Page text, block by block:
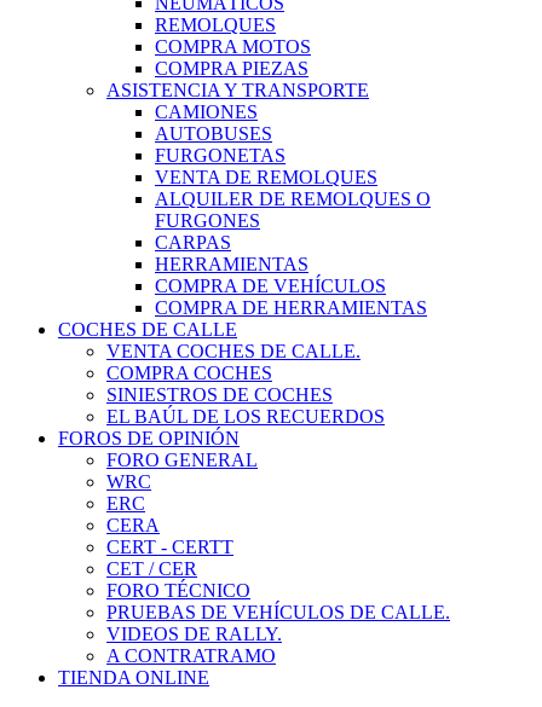
REMOLQUES
COMPRA MOTOS
COMPRA PIEZAS
ASISTENCIA Y TRANSPORTE
CAMIONES
AUTOBUSES
FURGONETAS
VENTA DE REMOLQUES
ALQUILER DE REMOLQUES O
FURGONES
CARPAS
HERRAMIENTAS
COMPRA DE VEHÍCULOS
COMPRA DE HERRAMIENTAS
COCHES DE CALLE
VENTA COCHES DE CALLE.
COMPRA COCHES
SINIESTROS DE COCHES
EL BAÚL DE LOS RECUERDOS
FOROS DE OPINIÓN
FORO GENERAL
WRC
ERC
CERA
CERT - CERTT
CET / CER
FORO TÉCNICO
PRUEBAS DE VEHÍCULOS DE CALLE.
VIDEOS DE RALLY.
A CONTRATRAMO
TIENDA ONLINE